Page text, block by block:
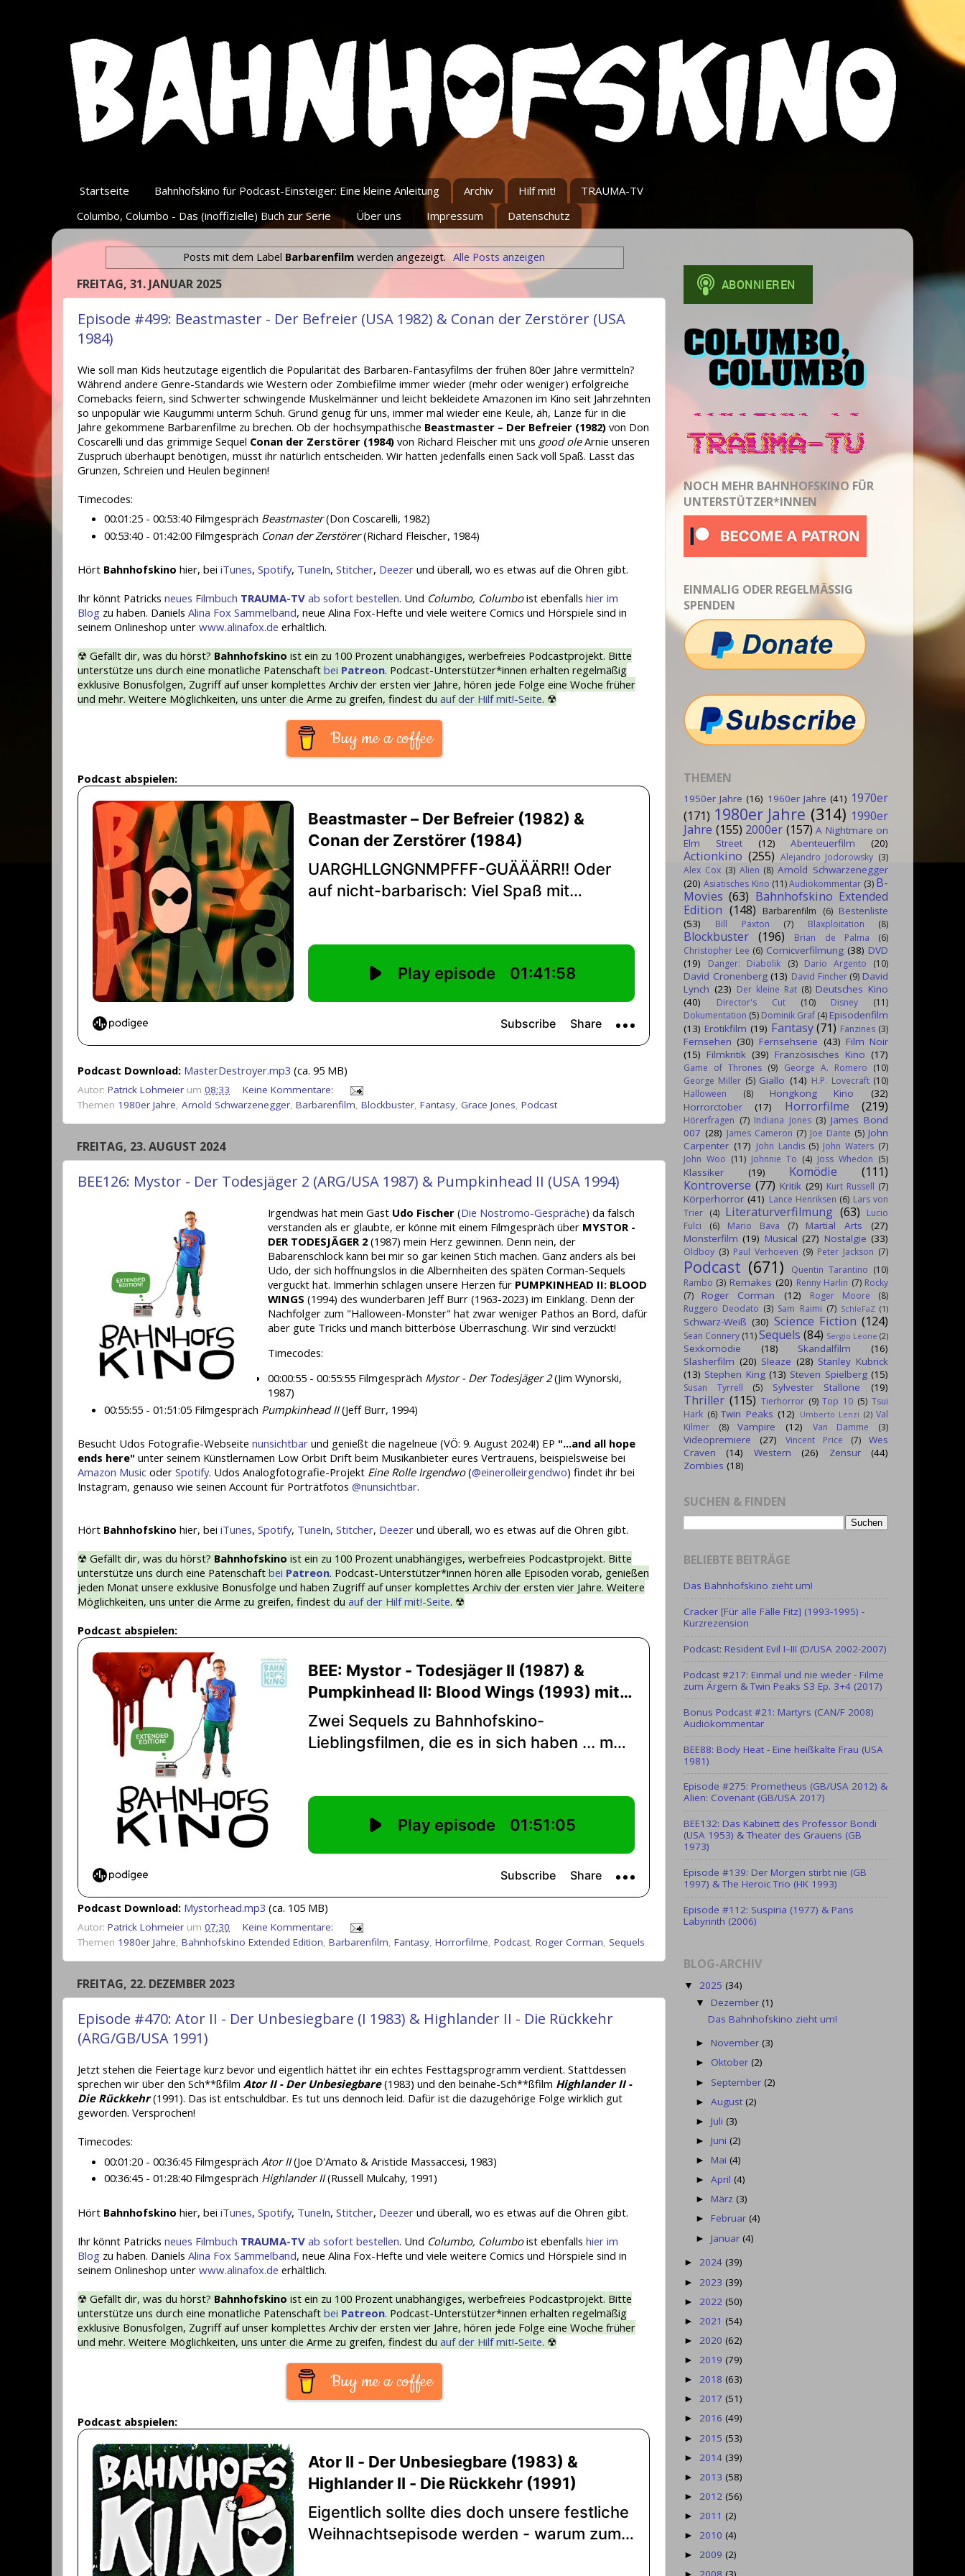
Startseite Bahnhofskino für Podcast-Einsteiger: Eine kleine Anleitung Archiv Hilf mit!
TRAUMA-TV
Columbo, Columbo - Das (inoffizielle) Buch zur Serie
Über uns Impressum Datenschutz
Posts mit dem Label Barbarenfilm werden angezeigt. Alle Posts anzeigen
FREITAG, 31. JANUAR 2025
Episode #499: Beastmaster - Der Befreier (USA 1982) & Conan der Zerstörer (USA
1984)
Wie soll man Kids heutzutage eigentlich die Popularität des Barbaren-Fantasyfilms der frühen 80er Jahre vermitteln?
Während andere Genre-Standards wie Western oder Zombiefilme immer wieder (mehr oder weniger) erfolgreiche
Comebacks feiern, sind Schwerter schwingende Muskelmänner und leicht bekleidete Amazonen im Kino seit Jahrzehnten
so unpopulär wie Kaugummi unterm Schuh. Grund genug für uns, immer mal wieder eine Keule, äh, Lanze für in die
Jahre gekommene Barbarenfilme zu brechen. Ob der hochsympathische Beastmaster – Der Befreier (1982) von Don
Coscarelli und das grimmige Sequel Conan der Zerstörer (1984) von Richard Fleischer mit uns good oleArnie unseren
Zuspruch überhaupt benötigen, müsst ihr natürlich entscheiden. Wir hatten jedenfalls einen Sack voll Spaß. Lasst das
Grunzen, Schreien und Heulen beginnen!
Timecodes:
00:01:25 - 00:53:40 Filmgespräch Beastmaster(Don Coscarelli, 1982)
00:53:40 - 01:42:00 Filmgespräch Conan der Zerstörer(Richard Fleischer, 1984)
Hört Bahnhofskino hier, bei iTunes, Spotify, TuneIn, Stitcher, Deezer und überall, wo es etwas auf die Ohren gibt.
Ihr könnt Patricks neues Filmbuch TRAUMA-TV ab sofort bestellen. Und Columbo, Columboist ebenfalls hier im
Blog zu haben. Daniels Alina Fox Sammelband, neue Alina Fox-Hefte und viele weitere Comics und Hörspiele sind in
seinem Onlineshop unter www.alinafox.de erhältlich.
☢ Gefällt dir, was du hörst? Bahnhofskino ist ein zu 100 Prozent unabhängiges, werbefreies Podcastprojekt. Bitte
unterstütze uns durch eine monatliche Patenschaft bei Patreon. Podcast-Unterstützer*innen erhalten regelmäßig
exklusive Bonusfolgen, Zugriff auf unser komplettes Archiv der ersten vier Jahre, hören jede Folge eine Woche früher
und mehr. Weitere Möglichkeiten, uns unter die Arme zu greifen, findest du auf der Hilf mit!-Seite. ☢
Buy me a coffee
Podcast abspielen:
Podcast Download: MasterDestroyer.mp3 (ca. 95 MB)
Autor: Patrick Lohmeier um 08:33
Keine Kommentare:
Themen 1980er Jahre, Arnold Schwarzenegger, Barbarenfilm, Blockbuster, Fantasy, Grace Jones, Podcast
FREITAG, 23. AUGUST 2024
BEE126: Mystor - Der Todesjäger 2 (ARG/USA 1987) & Pumpkinhead II (USA 1994)
Irgendwas hat mein Gast Udo Fischer(Die Nostromo-Gespräche) da falsch
verstanden als er glaubte, er könne mit einem Filmgespräch über MYSTOR -
DER TODESJÄGER 2 (1987) mein Herz gewinnen. Denn nein, der
Babarenschlock kann bei mir so gar keinen Stich machen. Ganz anders als bei
Udo, der sich hoffnungslos in die Albernheiten des späten Corman-Sequels
verguckt hat. Immerhin schlagen unsere Herzen für PUMPKINHEAD II: BLOOD
WINGS (1994) des wunderbaren Jeff Burr (1963-2023) im Einklang. Denn der
Nachfolger zum "Halloween-Monster" hat zwar weniger Pathos an Bord, dafür
aber gute Tricks und manch bitterböse Überraschung. Wir sind verzückt!
Timecodes:
00:00:55 - 00:55:55 Filmgespräch Mystor - Der Todesjäger 2(Jim Wynorski,
1987)
00:55:55 - 01:51:05 Filmgespräch Pumpkinhead II(Jeff Burr, 1994)
Besucht Udos Fotografie-Webseite nunsichtbar und genießt die nagelneue (VÖ: 9. August 2024!) EP "...and all hope
ends here" unter seinem Künstlernamen Low Orbit Drift beim Musikanbieter eures Vertrauens, beispielsweise bei
Amazon Music oder Spotify. Udos Analogfotografie-Projekt Eine Rolle Irgendwo(@einerolleirgendwo) findet ihr bei
Instagram, genauso wie seinen Account für Porträtfotos @nunsichtbar.
Hört Bahnhofskino hier, bei iTunes, Spotify, TuneIn, Stitcher, Deezer und überall, wo es etwas auf die Ohren gibt.
☢ Gefällt dir, was du hörst? Bahnhofskino ist ein zu 100 Prozent unabhängiges, werbefreies Podcastprojekt. Bitte
unterstütze uns durch eine Patenschaft bei Patreon. Podcast-Unterstützer*innen hören alle Episoden vorab, genießen
jeden Monat unsere exklusive Bonusfolge und haben Zugriff auf unser komplettes Archiv der ersten vier Jahre. Weitere
Möglichkeiten, uns unter die Arme zu greifen, findest du auf der Hilf mit!-Seite. ☢
Podcast abspielen:
Podcast Download: Mystorhead.mp3 (ca. 105 MB)
Autor: Patrick Lohmeier um 07:30
Keine Kommentare:
Themen 1980er Jahre, Bahnhofskino Extended Edition, Barbarenfilm, Fantasy, Horrorfilme, Podcast, Roger Corman, Sequels
FREITAG, 22. DEZEMBER 2023
Episode #470: Ator II - Der Unbesiegbare (I 1983) & Highlander II - Die Rückkehr
(ARG/GB/USA 1991)
Jetzt stehen die Feiertage kurz bevor und eigentlich hättet ihr ein echtes Festtagsprogramm verdient. Stattdessen
sprechen wir über den Sch**ßfilm Ator II - Der Unbesiegbare(1983) und den beinahe-Sch**ßfilm Highlander II -
Die Rückkehr(1991). Das ist entschuldbar. Es tut uns dennoch leid. Dafür ist die dazugehörige Folge wirklich gut
geworden. Versprochen!
Timecodes:
00:01:20 - 00:36:45 FilmgesprächAtor II(Joe D'Amato & Aristide Massaccesi, 1983)
00:36:45 - 01:28:40 Filmgespräch Highlander II(Russell Mulcahy, 1991)
Hört Bahnhofskino hier, bei iTunes, Spotify, TuneIn, Stitcher, Deezer und überall, wo es etwas auf die Ohren gibt.
Ihr könnt Patricks neues Filmbuch TRAUMA-TV ab sofort bestellen. Und Columbo, Columboist ebenfalls hier im
Blog zu haben. Daniels Alina Fox Sammelband, neue Alina Fox-Hefte und viele weitere Comics und Hörspiele sind in
seinem Onlineshop unter www.alinafox.de erhältlich.
☢ Gefällt dir, was du hörst? Bahnhofskino ist ein zu 100 Prozent unabhängiges, werbefreies Podcastprojekt. Bitte
unterstütze uns durch eine monatliche Patenschaft bei Patreon. Podcast-Unterstützer*innen erhalten regelmäßig
exklusive Bonusfolgen, Zugriff auf unser komplettes Archiv der ersten vier Jahre, hören jede Folge eine Woche früher
und mehr. Weitere Möglichkeiten, uns unter die Arme zu greifen, findest du auf der Hilf mit!-Seite. ☢
Buy me a coffee
Podcast abspielen:
NOCH MEHR BAHNHOFSKINO FÜR
UNTERSTÜTZER*INNEN
EINMALIG ODER REGELMÄSSIG S
PENDEN
THEMEN
1950er Jahre (16) 1960er Jahre (41) 1970er
(171) 1980er Jahre (314) 1990er
Jahre (155) 2000er (157) A Nightmare on
Elm Street
(12) Abenteuerfilm (20)
Actionkino (255) Alejandro Jodorowsky (3)
Alex Cox (3) Alien (8) Arnold Schwarzenegger
(20) Asiatisches Kino (11)Audiokommentar (3) B-
Movies (63) Bahnhofskino Extended
Edition (148) Barbarenfilm (6) Bestenliste
(53)
Bill Paxton (7) Blaxploitation (8)
Blockbuster (196) Brian de Palma
(6)
Christopher Lee (6) Comicverfilmung (38) DVD
(19)
Danger: Diabolik (3) Dario Argento (10)
David Cronenberg (13) David Fincher (9) David
Lynch (23) Der kleine Rat (8) Deutsches Kino
(40)
Director's Cut (10) Disney
(11)
Dokumentation (5) Dominik Graf (4) Episodenfilm
(13) Erotikfilm (19) Fantasy (71) Fanzines (3)
Fernsehen (30) Fernsehserie (43) Film Noir
(15) Filmkritik (39) Französisches Kino (17)
Game of Thrones (9) George A. Romero (10)
George Miller (5) Giallo (14) H.P. Lovecraft (10)
Halloween
(8) Hongkong Kino
(32)
Horrorctober
(17) Horrorfilme (219)
Hörerfragen (7) Indiana Jones (3) James Bond
007 (28) James Cameron (7) Joe Dante (5) John
Carpenter (17) John Landis (5) John Waters (7)
John Woo (11) Johnnie To (4) Joss Whedon (5)
Klassiker (19) Komödie
(111)
Kontroverse (77) Kritik (29) Kurt Russell (7)
Körperhorror (41) Lance Henriksen (6) Lars von
Trier (4) Literaturverfilmung (63)
Lucio
Fulci
(6) Mario Bava (7) Martial Arts
(27)
Monsterfilm (19) Musical (27) Nostalgie (33)
Oldboy (3) Paul Verhoeven (9) Peter Jackson (7)
Podcast (671) Quentin Tarantino (10)
Rambo (3) Remakes (20) Renny Harlin (7) Rocky
(7)
Roger Corman (12) Roger Moore
(8)
Ruggero Deodato (3) Sam Raimi (7) SchleFaZ (1)
Schwarz-Weiß (30) Science Fiction (124)
Sean Connery (11)Sequels (84) Sergio Leone (2)
Sexkomödie (18) Skandalfilm
(16)
Slasherfilm (20) Sleaze (28) Stanley Kubrick
(13) Stephen King (13) Steven Spielberg (15)
Susan Tyrrell (5) Sylvester Stallone (19)
Thriller (115) Tierhorror (9) Top 10 (5) Tsui
Hark (6) Twin Peaks (12) Umberto Lenzi (2) Val
Kilmer
(8) Vampire (12) Van Damme (3)
Videopremiere (27) Vincent Price (7)
Wes
Craven
(14) Western (26) Zensur
(44)
Zombies (18)
SUCHEN & FINDEN
BELIEBTE BEITRÄGE
Das Bahnhofskino zieht um!
Cracker [Für alle Fälle Fitz] (1993-1995) -
Kurzrezension
Podcast: Resident Evil I–III (D/USA 2002-2007)
Podcast #217: Einmal und nie wieder - Filme
zum Ärgern & Twin Peaks S3 Ep. 3+4 (2017)
Bonus Podcast #21: Martyrs (CAN/F 2008)
Audiokommentar
BEE88: Body Heat - Eine heißkalte Frau (USA
1981)
Episode #275: Prometheus (GB/USA 2012) &
Alien: Covenant (GB/USA 2017)
BEE132: Das Kabinett des Professor Bondi
(USA 1953) & Theater des Grauens (GB
1973)
Episode #139: Der Morgen stirbt nie (GB
1997) & The Heroic Trio (HK 1993)
Episode #112: Suspiria (1977) & Pans
Labyrinth (2006)
BLOG-ARCHIV
▼ 2025 (34)
▼ Dezember(1)
Das Bahnhofskino zieht um!
► November(3)
► Oktober(2)
► September(2)
►August(2)
► Juli(3)
► Juni(2)
► Mai(4)
►April(4)
► März(3)
► Februar(4)
► Januar(4)
► 2024 (39)
► 2023 (39)
► 2022 (50)
► 2021 (54)
► 2020 (62)
► 2019 (79)
► 2018 (63)
► 2017 (51)
► 2016 (49)
► 2015 (53)
► 2014 (39)
► 2013 (58)
► 2012 (56)
► 2011 (2)
► 2010 (4)
► 2009 (2)